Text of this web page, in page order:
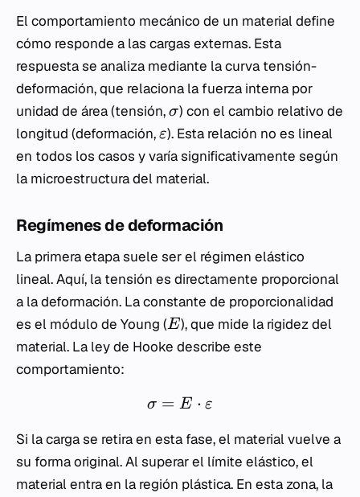
El comportamiento mecánico de un material define
cómo responde a las cargas externas. Esta
respuesta se analiza mediante la curva tensión-
deformación, que relaciona la fuerza interna por
unidad de área (tensión, σ) con el cambio relativo de
longitud (deformación, ε). Esta relación no es lineal
en todos los casos y varía significativamente según
la microestructura del material.
Regímenes de deformación
La primera etapa suele ser el régimen elástico
lineal. Aquí, la tensión es directamente proporcional
a la deformación. La constante de proporcionalidad
es el módulo de Young (E), que mide la rigidez del
material. La ley de Hooke describe este
comportamiento:
σ = E ⋅ ε
Si la carga se retira en esta fase, el material vuelve a
su forma original. Al superar el límite elástico, el
material entra en la región plástica. En esta zona, la